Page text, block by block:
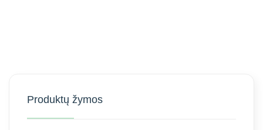
Produktų žymos